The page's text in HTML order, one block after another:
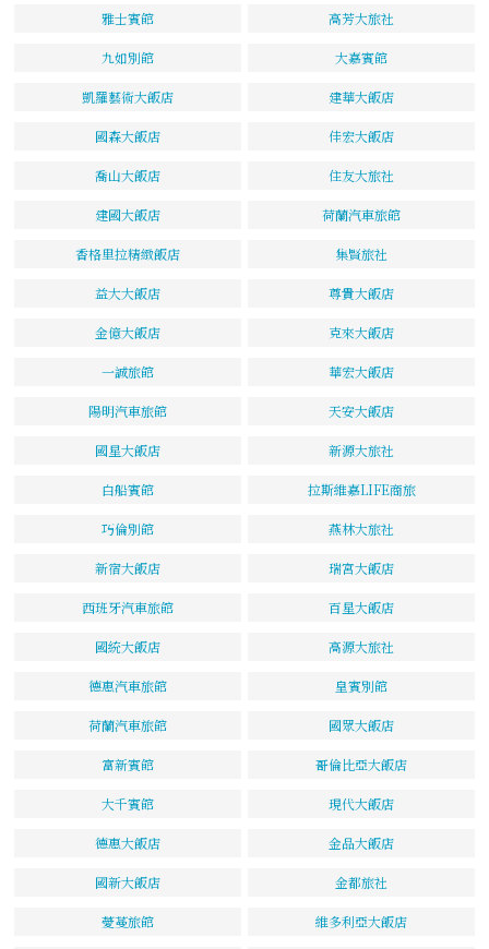
雅士賓館 高芳大旅社
九如別館 大嘉賓館
凱羅藝術大飯店 建華大飯店
國森大飯店 佳宏大飯店
喬山大飯店 住友大旅社
建國大飯店 荷蘭汽車旅館
香格里拉精緻飯店 集賢旅社
益大大飯店 尊貴大飯店
金億大飯店 克來大飯店
一誠旅館 華宏大飯店
陽明汽車旅館 天安大飯店
國星大飯店 新源大旅社
白船賓館 拉斯維嘉LIFE商旅
巧倫別館 燕林大旅社
新宿大飯店 瑞宮大飯店
西班牙汽車旅館 百星大飯店
國統大飯店 高源大旅社
德惠汽車旅館 皇賓別館
荷蘭汽車旅館 國眾大飯店
富新賓館 哥倫比亞大飯店
大千賓館 現代大飯店
德惠大飯店 金品大飯店
國新大飯店 金都旅社
薆蔓旅館 維多利亞大飯店